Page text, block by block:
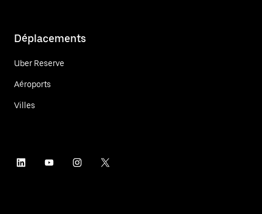
Déplacements
Uber Reserve
Aéroports
Villes